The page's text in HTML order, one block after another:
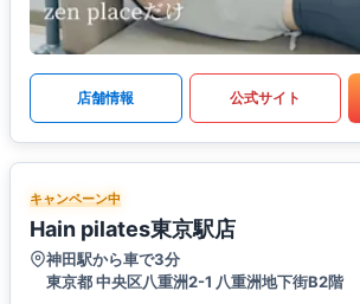
店舗情報 公式サイト
キャンペーン中
Hain pilates東京駅店
神田駅から車で3分
東京都 中央区八重洲2-1 八重洲地下街B2階